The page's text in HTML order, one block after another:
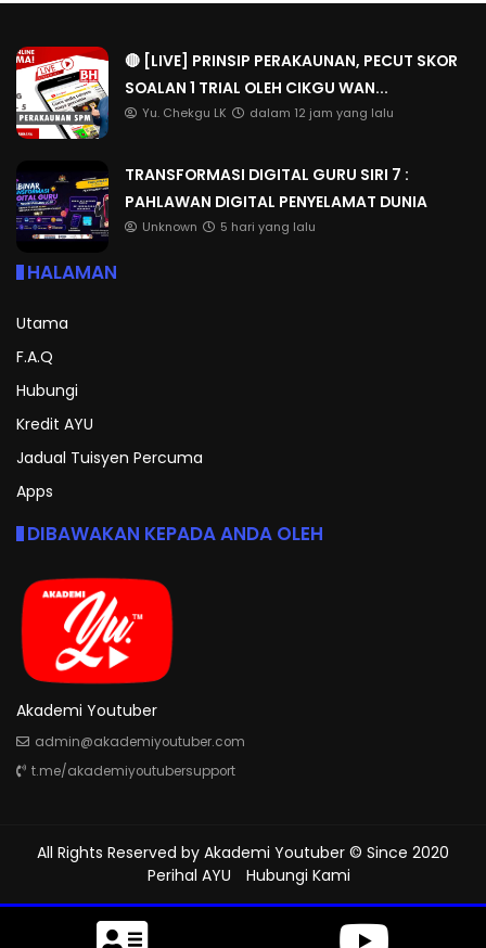
🔴 [LIVE] PRINSIP PERAKAUNAN, PECUT SKOR
SOALAN 1 TRIAL OLEH CIKGU WAN...
Yu. Chekgu LK dalam 12 jam yang lalu
TRANSFORMASI DIGITAL GURU SIRI 7 :
PAHLAWAN DIGITAL PENYELAMAT DUNIA
Unknown 5 hari yang lalu
HALAMAN
Utama
F.A.Q
Hubungi
Kredit AYU
Jadual Tuisyen Percuma
Apps
DIBAWAKAN KEPADA ANDA OLEH
Akademi Youtuber
admin@akademiyoutuber.com
t.me/akademiyoutubersupport
All Rights Reserved by Akademi Youtuber © Since 2020
Perihal AYU
Hubungi Kami